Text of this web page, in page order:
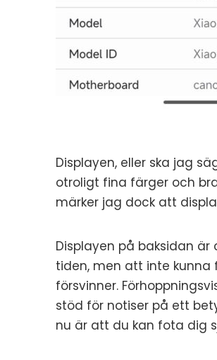
Displayen, eller ska jag
otroligt fina färger och
märker jag dock att
Displayen på baksidan
tiden, men att inte
försvinner.
stöd för notiser på ett
nu är att du kan fota dig